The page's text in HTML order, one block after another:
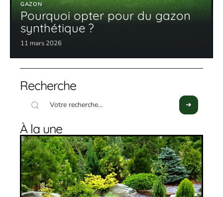
GAZON
Pourquoi opter pour du gazon
synthétique ?
11 mars 2026
Recherche
À la une